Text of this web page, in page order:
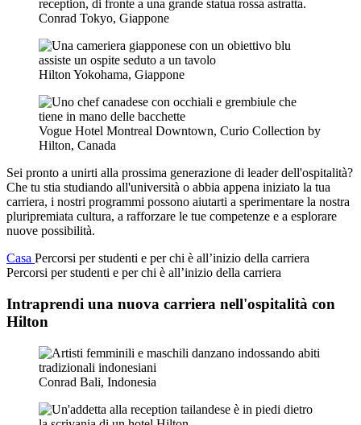
Conrad Tokyo, Giappone
Hilton Yokohama, Giappone
Vogue Hotel Montreal Downtown, Curio Collection by
Hilton, Canada
Sei pronto a unirti alla prossima generazione di leader dell'ospitalità?
Che tu stia studiando all'università o abbia appena iniziato la tua
carriera, i nostri programmi possono aiutarti a sperimentare la nostra
pluripremiata cultura, a rafforzare le tue competenze e a esplorare
nuove possibilità.
Casa Percorsi per studenti e per chi è all’inizio della carriera
Percorsi per studenti e per chi è all’inizio della carriera
Intraprendi una nuova carriera nell'ospitalità con
Hilton
Conrad Bali, Indonesia